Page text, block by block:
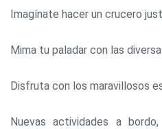
Imagínate hacer un crucero
Mima tu paladar con las
Disfruta con los maravillosos
Nuevas actividades a